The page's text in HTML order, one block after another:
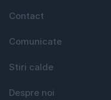
Contact
Comunicate
Stiri calde
Despre noi